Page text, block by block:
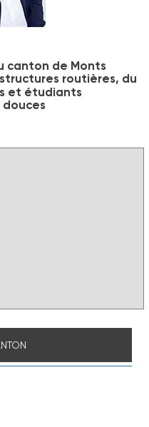
canton de Monts
routières, du
et étudiants